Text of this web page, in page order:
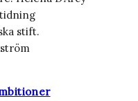
stift.